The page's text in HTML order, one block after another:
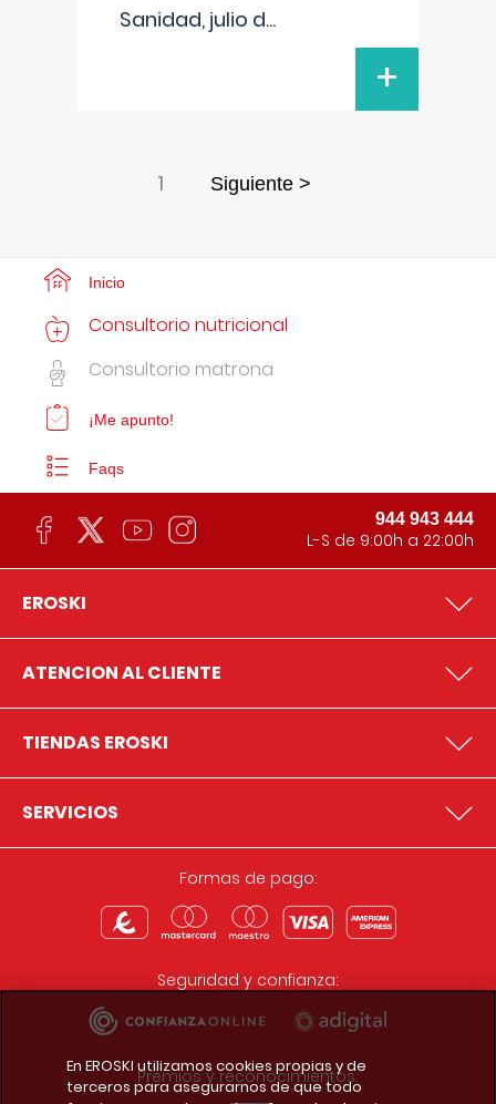
Sanidad, julio d...
+
1 Siguiente >
Inicio
Consultorio nutricional
Consultorio matrona
¡Me apunto!
Faqs
944 943 444
L-S de 9:00h a 22:00h
EROSKI
ATENCION AL CLIENTE
TIENDAS EROSKI
SERVICIOS
Formas de pago:
Seguridad y confianza:
Premios y reconocimientos:
En EROSKI utilizamos cookies propias y de
terceros para asegurarnos de que todo